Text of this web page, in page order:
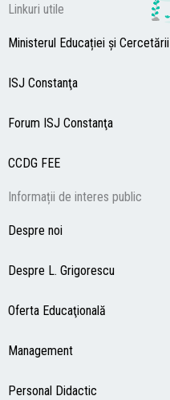
Linkuri utile
Ministerul Educației și Cercetării
ISJ Constanţa
Forum ISJ Constanţa
CCDG FEE
Informații de interes public
Despre noi
Despre L. Grigorescu
Oferta Educaţională
Management
Personal Didactic